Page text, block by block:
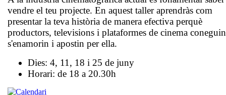
vendre el teu projecte. En aquest taller aprendràs com
presentar la teva història de manera efectiva perquè
productors, televisions i plataformes de cinema
s'enamorin i apostin per ella.
Dies: 4, 11, 18 i 25 de juny
Horari: de 18 a 20.30h